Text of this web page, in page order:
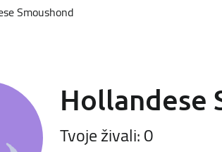
Smoushond
Hollandese
Tvoje živali: 0